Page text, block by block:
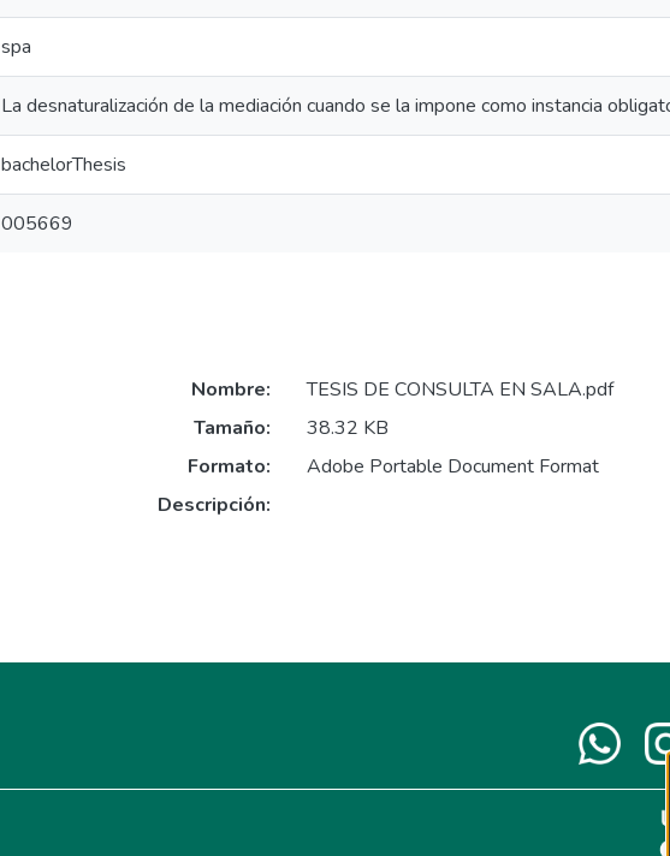
spa
La desnaturalización de la mediación cuando se la impone como instancia
bachelorThesis
005669
Nombre:
TESIS DE CONSULTA EN SALA.pdf
Tamaño:
38.32 KB
Formato:
Adobe Portable Document Format
Descripción: